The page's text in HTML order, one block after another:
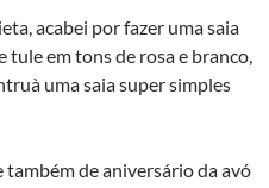
acabei por fazer uma saia
tule em tons de rosa e branco,
uma saia super simples
também de aniversário da avó